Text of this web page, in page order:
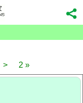
> 2 »